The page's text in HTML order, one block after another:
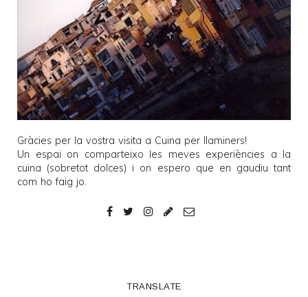
Gràcies per la vostra visita a Cuina per llaminers!
Un espai on comparteixo les meves experiències a la
cuina (sobretot dolces) i on espero que en gaudiu tant
com ho faig jo.
TRANSLATE